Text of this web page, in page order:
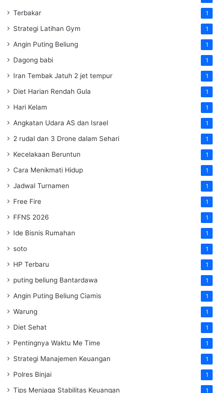
Terbakar 1
Strategi Latihan Gym 1
Angin Puting Beliung 1
Dagong babi 1
Iran Tembak Jatuh 2 jet tempur 1
Diet Harian Rendah Gula 1
Hari Kelam 1
Angkatan Udara AS dan Israel 1
2 rudal dan 3 Drone dalam Sehari 1
Kecelakaan Beruntun 1
Cara Menikmati Hidup 1
Jadwal Turnamen 1
Free Fire 1
FFNS 2026 1
Ide Bisnis Rumahan 1
soto 1
HP Terbaru 1
puting beliung Bantardawa 1
Angin Puting Beliung Ciamis 1
Warung 1
Diet Sehat 1
Pentingnya Waktu Me Time 1
Strategi Manajemen Keuangan 1
Polres Binjai 1
Tips Menjaga Stabilitas Keuangan 1